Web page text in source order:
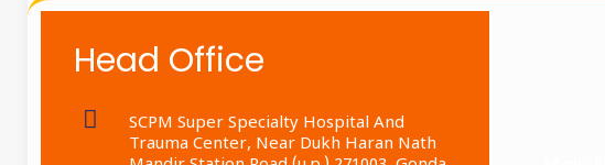
Head Office
SCPM Super Specialty Hospital And
Trauma Center, Near Dukh Haran Nath